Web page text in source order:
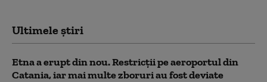
Ultimele știri
Etna a erupt din nou. Restricții pe aeroportul din
Catania, iar mai multe zboruri au fost deviate